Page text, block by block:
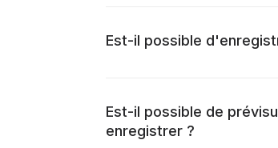
Est-il possible
Est-il possible de
enregistrer ?